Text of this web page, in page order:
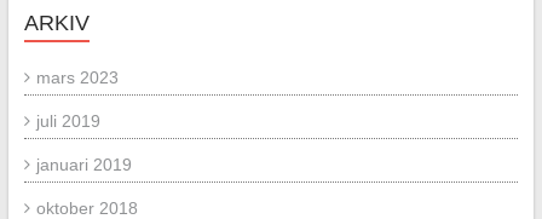
ARKIV
mars 2023
juli 2019
januari 2019
oktober 2018